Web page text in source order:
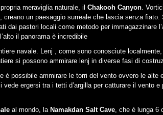
meraviglia naturale, il Chakooh Canyon.
creano un paesaggio surreale che lascia senza
dai pastori locali come metodo per immagazzinare
il panorama è incredibile
navale. Lenj , come sono conosciute
si possono ammirare lenj in diverse fasi di
è possibile ammirare le torri del vento ovvero le alte
ergersi tra i tetti d’argilla per catturare il vento e
al mondo, la Namakdan Salt Cave, che è lunga 6